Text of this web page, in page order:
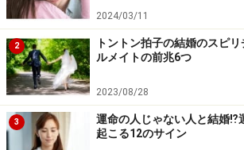
ど・・・様々な経験をしましたが、今
てがあって、今の結婚生活、さらには
しても活かされています。
ですから、今までのあなたの周りで起
出来事も何かしらの人生におけるメッ
えてみて下さい。
2024/03/11
2
トントン拍子の結婚のスピ
ルメイトの前兆6つ
2023/08/28
3
運命の人じゃない人と結婚⁉
起こる12のサイン